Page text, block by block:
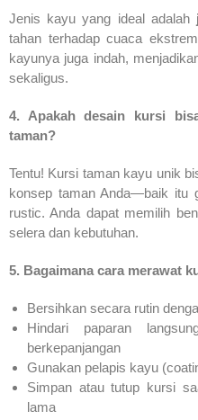
Jenis kayu yang ideal adalah
tahan terhadap cuaca
kayunya juga indah,
sekaligus.
4. Apakah desain kursi
taman?
Tentu! Kursi taman kayu unik
konsep taman Anda—baik itu
rustic. Anda dapat memilih
selera dan kebutuhan.
5. Bagaimana cara merawat
Bersihkan secara rutin
Hindari paparan
berkepanjangan
Gunakan pelapis kayu
Simpan atau tutup kursi
lama